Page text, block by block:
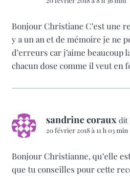
Bonjour Christiane C’est une
y a un an et de mémoire je ne
d’erreurs car j’aime beaucoup
chacun dose comme il veut en
sandrine coraux dit
20 février 2018 à 11 h 03 min
Bonjour Christianne, qu’elle
que tu conseilles pour cette